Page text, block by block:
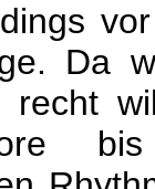
Da
recht